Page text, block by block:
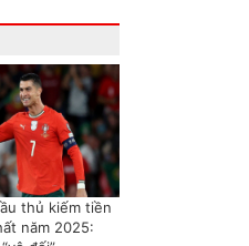
thủ kiếm tiền
năm 2025: